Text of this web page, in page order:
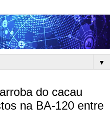
▼
do cacau
na BA-120 entre